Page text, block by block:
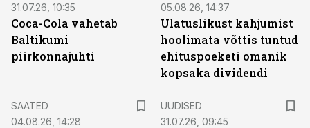
31.07.26, 10:35
Coca-Cola vahetab
Baltikumi
piirkonnajuhti
05.08.26, 14:37
Ulatuslikust kahjumist
hoolimata võttis tuntud
ehituspoeketi omanik
kopsaka dividendi
SAATED
04.08.26, 14:28
UUDISED
31.07.26, 09:45